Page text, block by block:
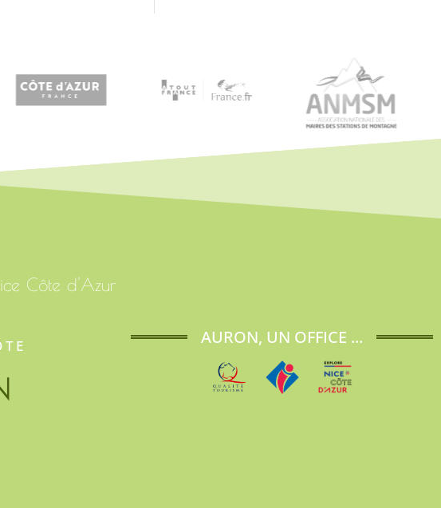
Côte d'Azur
AURON, UN OFFICE ...